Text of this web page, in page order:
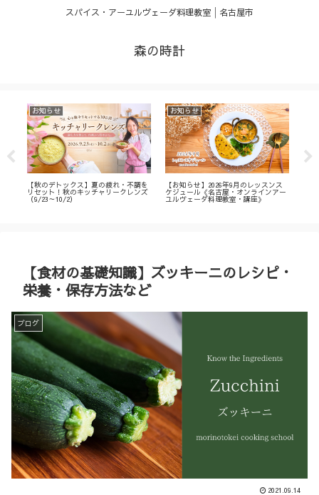
スパイス・アーユルヴェーダ料理教室│名古屋市
森の時計
お知らせ
【秋のデトックス】夏の疲れ・不調を
リセット！秋のキッチャリークレンズ
（9/23～10/2）
お知らせ
【お知らせ】2026年9月のレッスンス
ケジュール《名古屋・オンラインアー
ユルヴェーダ料理教室・講座》
【食材の基礎知識】ズッキーニのレシピ・
栄養・保存方法など
ブログ
2021.09.14